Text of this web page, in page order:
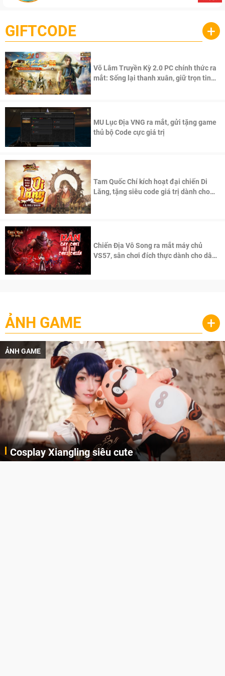
GIFTCODE +
Võ Lâm Truyền Kỳ 2.0 PC chính thức ra
mắt: Sống lại thanh xuân, giữ trọn tinh
MU Lục Địa VNG ra mắt, gửi tặng game
thủ bộ Code cực giá trị
Tam Quốc Chí kích hoạt đại chiến Di
Lăng, tặng siêu code giá trị dành cho
Chiến Địa Vô Song ra mắt máy chủ
VS57, sân chơi đích thực dành cho dân
ẢNH GAME +
ẢNH GAME
Cosplay Xiangling siêu cute